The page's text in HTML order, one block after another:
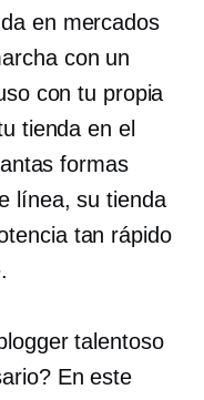
en mercados
con un
con tu propia
tienda en el
formas
línea, su tienda
tan rápido
talentoso
En este